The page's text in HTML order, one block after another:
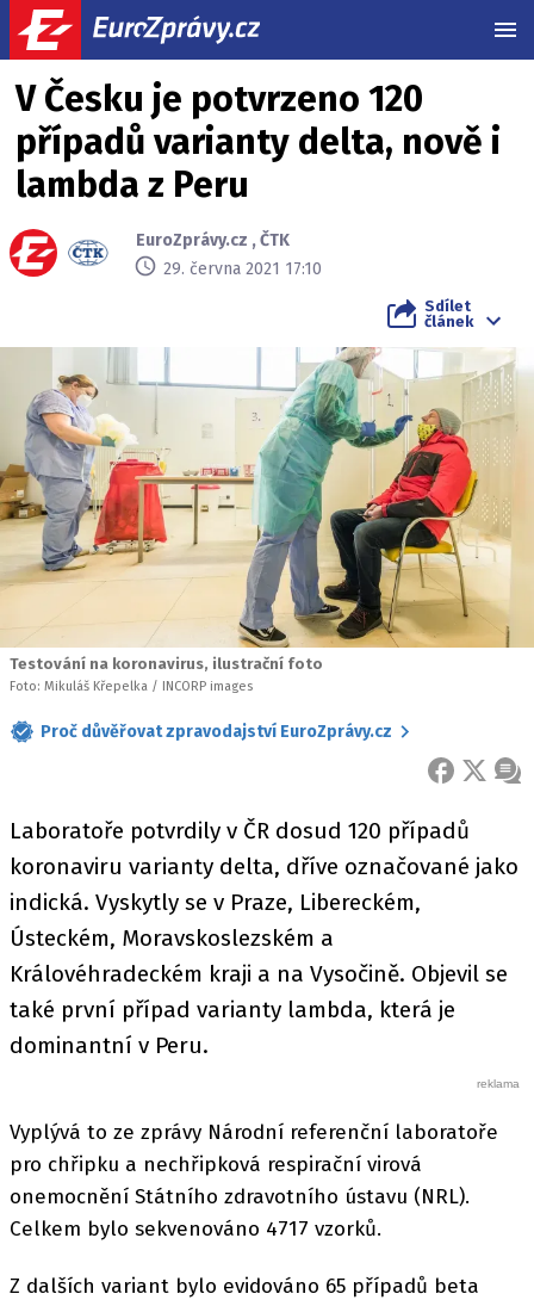
V Česku je potvrzeno 120
případů varianty delta, nově i
lambda z Peru
EuroZprávy.cz ,ČTK
29. června 2021 17:10
Sdílet
článek
Testování na koronavirus, ilustrační foto
Foto: Mikuláš Křepelka / INCORP images
Proč důvěřovat zpravodajství EuroZprávy.cz
FACEBOOK
X
Laboratoře potvrdily v ČR dosud 120 případů
koronaviru varianty delta, dříve označované jako
indická. Vyskytly se v Praze, Libereckém,
Ústeckém, Moravskoslezském a
Královéhradeckém kraji a na Vysočině. Objevil se
také první případ varianty lambda, která je
dominantní v Peru.
Vyplývá to ze zprávy Národní referenční laboratoře
pro chřipku a nechřipková respirační virová
onemocnění Státního zdravotního ústavu (NRL).
Celkem bylo sekvenováno 4717 vzorků.
Z dalších variant bylo evidováno 65 případů beta